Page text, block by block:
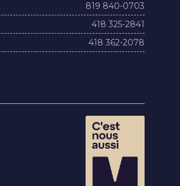
819 840-0703
418 325-2841
418 362-2078